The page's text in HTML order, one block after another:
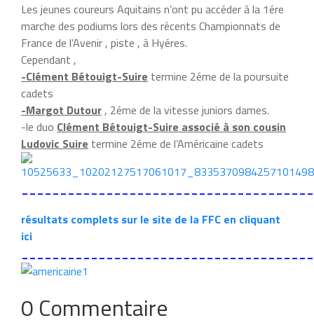
Les jeunes coureurs Aquitains n’ont pu accéder à la 1ére
marche des podiums lors des récents Championnats de
France de l’Avenir , piste , à Hyéres.
Cependant ,
-Clément Bétouigt-Suire termine 2éme de la poursuite
cadets
-Margot Dutour, 2éme de la vitesse juniors dames.
-le duo Clément Bétouigt-Suire associé à son cousin
Ludovic Suire termine 2éme de l’Américaine cadets
résultats complets sur le site de la FFC en cliquant
ici
0 Commentaire